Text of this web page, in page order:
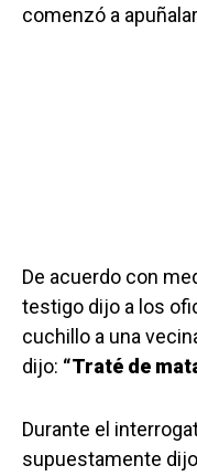
comenzó a
De acuerdo con
testigo dijo a los
cuchillo a una
dijo: “Traté de
Durante el
supuestamente